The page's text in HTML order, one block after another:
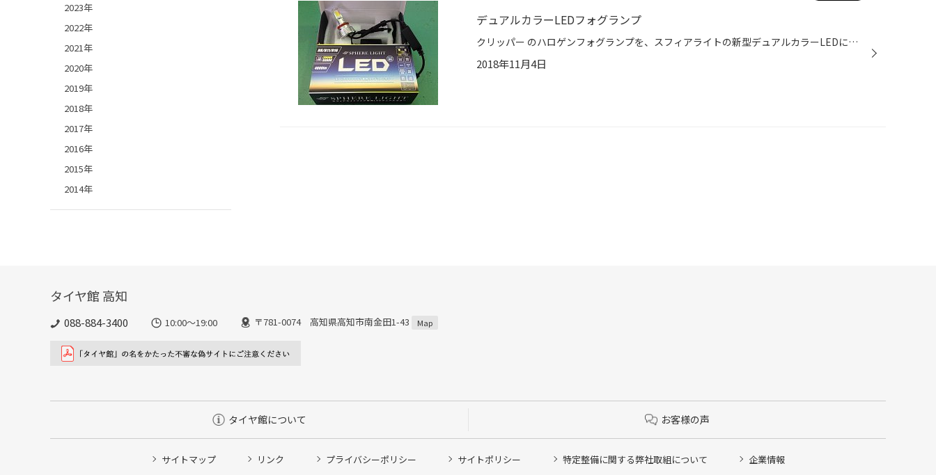
デュアルカラーLEDフォグランプ
クリッパー のハロゲンフォグランプを、スフィアライトの新型デュアルカラーLEDに交換！ 白と黄色スイッチ1つで簡単に切り替え！ 霧の多い日には、見やすい黄色に点灯させれる優れもの！
2018年11月4日
2023年
2022年
2021年
2020年
2019年
2018年
2017年
2016年
2015年
2014年
タイヤ館 高知
088-884-3400 10:00〜19:00 〒781-0074 高知県高知市南金田1-43 Map
タイヤ館について お客様の声
サイトマップ リンク プライバシーポリシー サイトポリシー 特定整備に関する弊社取組について 企業情報